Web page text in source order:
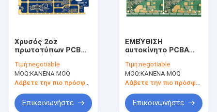
Χρυσός 2oz
πρωτοτύπων PCB
γρήγορος ντυμένος
πίνακας χαλκού
βύθισης
Τιμή:negotiable
MOQ:ΚΑΝΕΝΑ MOQ
Λάβετε την πιο πρόσφατη τιμή
Επικοινωνήστε
ΕΜΒΎΘΙΣΗ
αυτοκίνητο PCBA
CEM1 SMT
επεξεργασία 10 PCB
στρώματος
Τιμή:negotiable
MOQ:ΚΑΝΕΝΑ MOQ
Λάβετε την πιο πρόσφατη τιμή
Επικοινωνήστε